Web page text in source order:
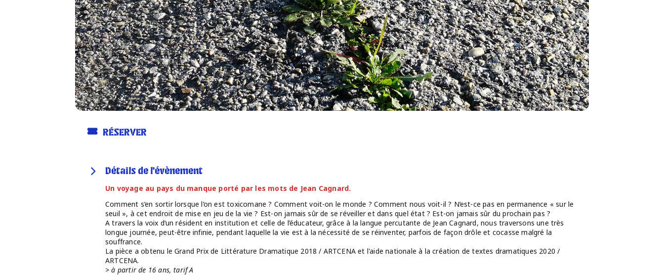
RÉSERVER
Détails de l'évènement
Un voyage au pays du manque porté par les mots de Jean Cagnard.
Comment s’en sortir lorsque l’on est toxicomane ? Comment voit-on le monde ? Comment nous voit-il ? N’est-ce pas en permanence « sur le
seuil », à cet endroit de mise en jeu de la vie ? Est-on jamais sûr de se réveiller et dans quel état ? Est-on jamais sûr du prochain pas ?
A travers la voix d’un résident en institution et celle de l’éducateur, grâce à la langue percutante de Jean Cagnard, nous traversons une très
longue journée, peut-être infinie, pendant laquelle la vie est à la nécessité de se réinventer, parfois de façon drôle et cocasse malgré la
souffrance.
La pièce a obtenu le Grand Prix de Littérature Dramatique 2018 / ARTCENA et l'aide nationale à la création de textes dramatiques 2020 /
ARTCENA.
> à partir de 16 ans, tarif A